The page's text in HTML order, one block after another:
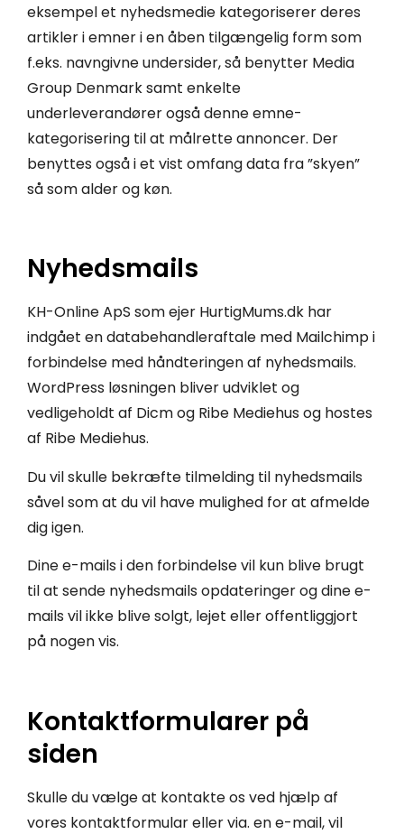
eksempel et nyhedsmedie kategoriserer deres
artikler i emner i en åben tilgængelig form som
f.eks. navngivne undersider, så benytter Media
Group Denmark samt enkelte
underleverandører også denne emne-
kategorisering til at målrette annoncer. Der
benyttes også i et vist omfang data fra ”skyen”
så som alder og køn.
Nyhedsmails
KH-Online ApS som ejer HurtigMums.dk har
indgået en databehandleraftale med Mailchimp i
forbindelse med håndteringen af nyhedsmails.
WordPress løsningen bliver udviklet og
vedligeholdt af Dicm og Ribe Mediehus og hostes
af Ribe Mediehus.
Du vil skulle bekræfte tilmelding til nyhedsmails
såvel som at du vil have mulighed for at afmelde
dig igen.
Dine e-mails i den forbindelse vil kun blive brugt
til at sende nyhedsmails opdateringer og dine e-
mails vil ikke blive solgt, lejet eller offentliggjort
på nogen vis.
Kontaktformularer på
siden
Skulle du vælge at kontakte os ved hjælp af
vores kontaktformular eller via. en e-mail, vil